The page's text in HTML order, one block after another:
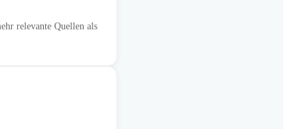
relevante Quellen als